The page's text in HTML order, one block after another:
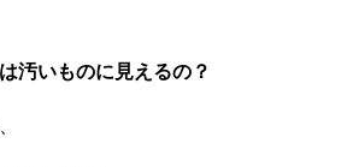
汚いものに見えるの？